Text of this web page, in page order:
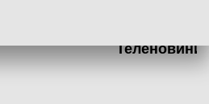
Теленовини